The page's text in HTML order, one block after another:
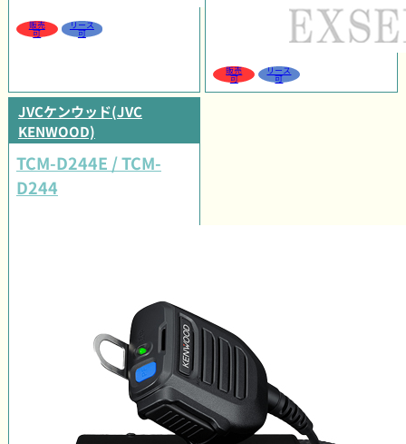
販売
可
リース
可
販売
可
リース
可
JVCケンウッド(JVC
KENWOOD)
TCM-D244E / TCM-
D244